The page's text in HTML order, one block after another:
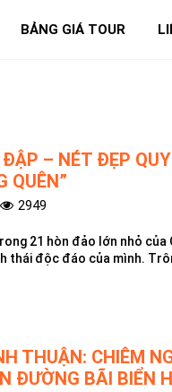
BẢNG GIÁ TOUR
– NÉT ĐẸP
QUÊN”
2949
21 hòn đảo lớn nhỏ của
thái độc đáo của mình.
THUẬN: CHIÊM
ĐƯỜNG BÃI BIỂN